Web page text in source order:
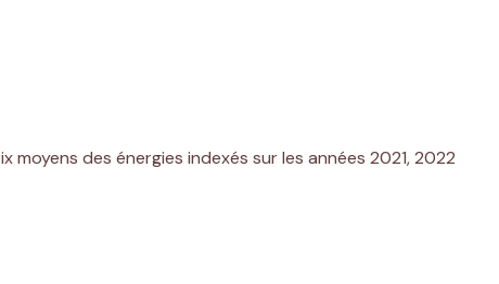
des énergies indexés sur les années 2021, 2022